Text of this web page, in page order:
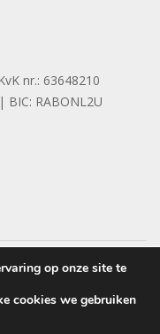
nr.: 63648210
BIC: RABONL2U
voorbehouden.
op onze site te
cookies we gebruiken